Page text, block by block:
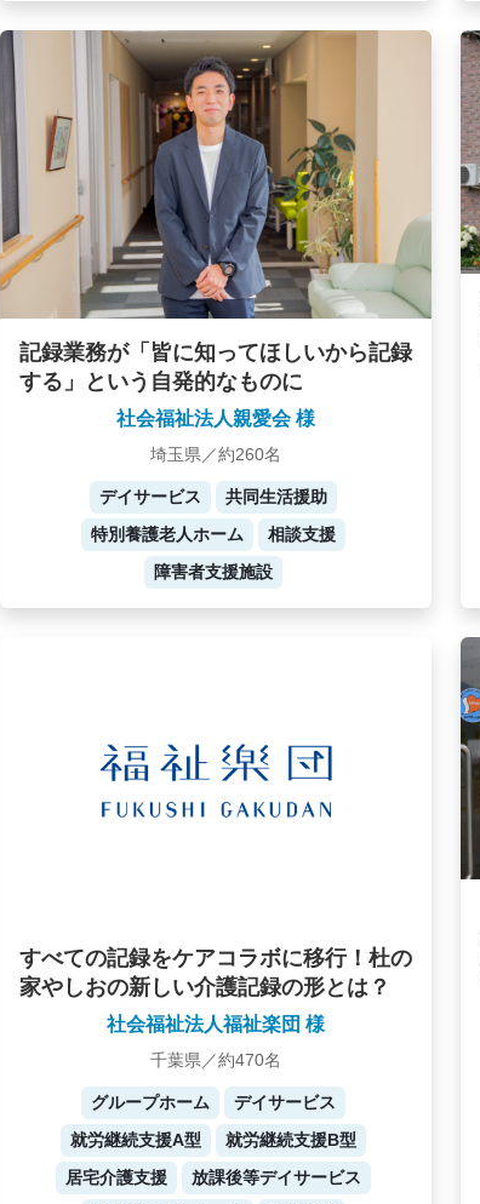
記録業務が「皆に知ってほしいから記録
する」という自発的なものに
社会福祉法人親愛会 様
埼玉県／約260名
デイサービス
共同生活援助
特別養護老人ホーム
相談支援
障害者支援施設
すべての記録をケアコラボに移行！杜の
家やしおの新しい介護記録の形とは？
社会福祉法人福祉楽団 様
千葉県／約470名
グループホーム
デイサービス
就労継続支援A型
就労継続支援B型
居宅介護支援
放課後等デイサービス